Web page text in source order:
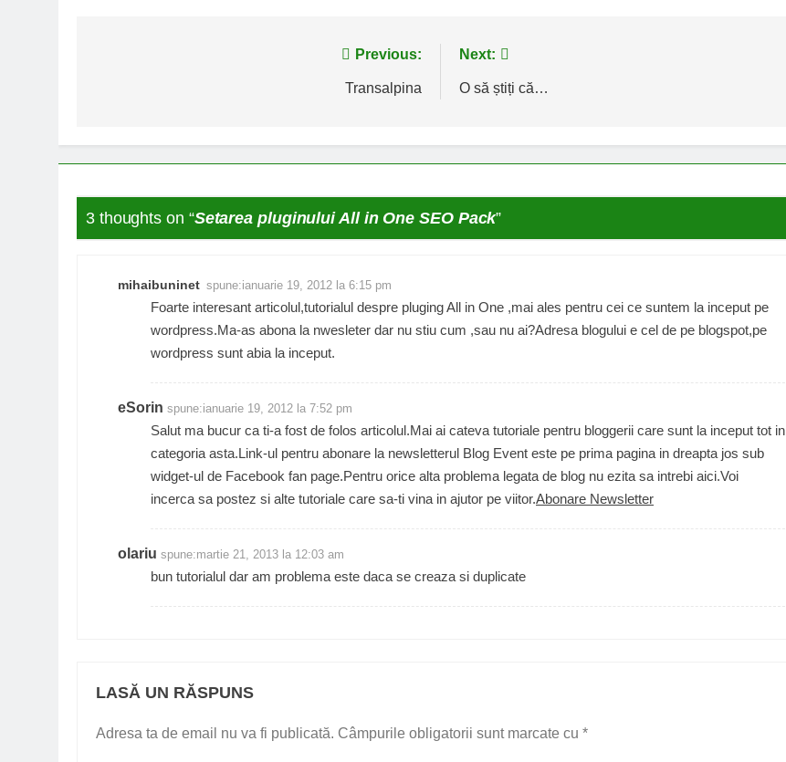
Previous:
Transalpina
Next:
O să știți că…
3 thoughts on “Setarea pluginului All in One SEO Pack”
mihaibuninet spune:ianuarie 19, 2012 la 6:15 pm
Foarte interesant articolul,tutorialul despre pluging All in One ,mai ales pentru cei ce suntem la inceput pe
wordpress.Ma-as abona la nwesleter dar nu stiu cum ,sau nu ai?Adresa blogului e cel de pe blogspot,pe
wordpress sunt abia la inceput.
eSorin spune:ianuarie 19, 2012 la 7:52 pm
Salut ma bucur ca ti-a fost de folos articolul.Mai ai cateva tutoriale pentru bloggerii care sunt la inceput tot in
categoria asta.Link-ul pentru abonare la newsletterul Blog Event este pe prima pagina in dreapta jos sub
widget-ul de Facebook fan page.Pentru orice alta problema legata de blog nu ezita sa intrebi aici.Voi
incerca sa postez si alte tutoriale care sa-ti vina in ajutor pe viitor.Abonare Newsletter
olariu spune:martie 21, 2013 la 12:03 am
bun tutorialul dar am problema este daca se creaza si duplicate
LASĂ UN RĂSPUNS
Adresa ta de email nu va fi publicată. Câmpurile obligatorii sunt marcate cu *